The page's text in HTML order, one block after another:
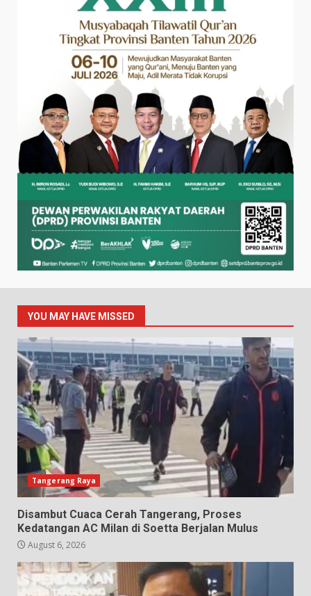
YOU MAY HAVE MISSED
Tangerang Raya
Disambut Cuaca Cerah Tangerang, Proses
Kedatangan AC Milan di Soetta Berjalan Mulus
August 6, 2026